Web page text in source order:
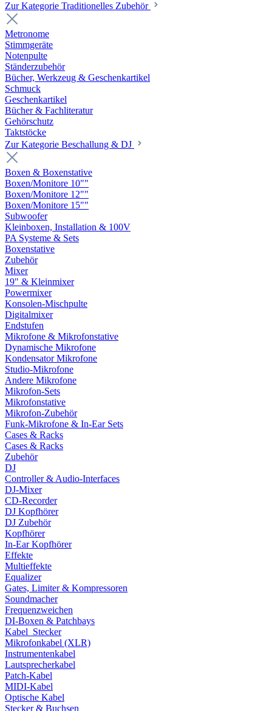
Zur Kategorie Traditionelles Zubehör
Metronome
Stimmgeräte
Notenpulte
Ständerzubehör
Bücher, Werkzeug & Geschenkartikel
Schmuck
Geschenkartikel
Bücher & Fachliteratur
Gehörschutz
Taktstöcke
Zur Kategorie Beschallung & DJ
Boxen & Boxenstative
Boxen/Monitore 10""
Boxen/Monitore 12""
Boxen/Monitore 15""
Subwoofer
Kleinboxen, Installation & 100V
PA Systeme & Sets
Boxenstative
Zubehör
Mixer
19" & Kleinmixer
Powermixer
Konsolen-Mischpulte
Digitalmixer
Endstufen
Mikrofone & Mikrofonstative
Dynamische Mikrofone
Kondensator Mikrofone
Studio-Mikrofone
Andere Mikrofone
Mikrofon-Sets
Mikrofonstative
Mikrofon-Zubehör
Funk-Mikrofone & In-Ear Sets
Cases & Racks
Cases & Racks
Zubehör
DJ
Controller & Audio-Interfaces
DJ-Mixer
CD-Recorder
DJ Kopfhörer
DJ Zubehör
Kopfhörer
In-Ear Kopfhörer
Effekte
Multieffekte
Equalizer
Gates, Limiter & Kompressoren
Soundmacher
Frequenzweichen
DI-Boxen & Patchbays
Kabel_Stecker
Mikrofonkabel (XLR)
Instrumentenkabel
Lautsprecherkabel
Patch-Kabel
MIDI-Kabel
Optische Kabel
Stecker & Buchsen